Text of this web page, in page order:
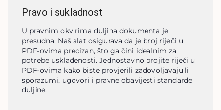
Pravo i sukladnost
U pravnim okvirima duljina dokumenta je
presudna. Naš alat osigurava da je broj riječi u
PDF-ovima precizan, što ga čini idealnim za
potrebe usklađenosti. Jednostavno brojite riječi u
PDF-ovima kako biste provjerili zadovoljavaju li
sporazumi, ugovori i pravne obavijesti standarde
duljine.